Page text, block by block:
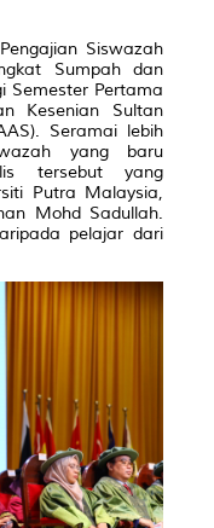
Siswazah
Sumpah dan
Semester Pertama
Kesenian Sultan
Seramai lebih
yang baru
tersebut yang
Putra Malaysia,
Mohd Sadullah.
pelajar dari